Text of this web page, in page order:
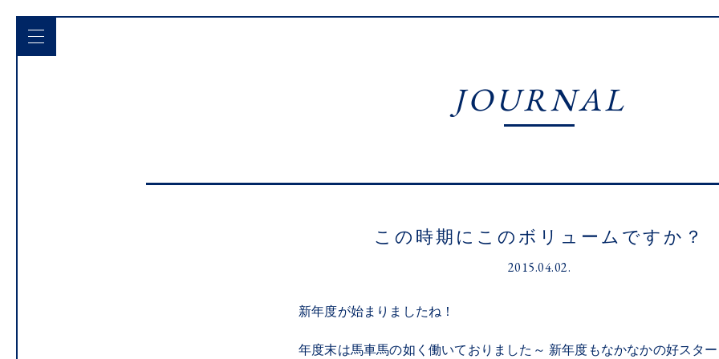
JOURNAL
この時期にこのボリュームですか？
2015.04.02.
新年度が始まりましたね！
年度末は馬車馬の如く働いておりました～ 新年度もなかなかの好スタ